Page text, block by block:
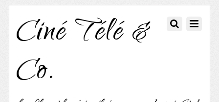
Ciné Télé &
Co.